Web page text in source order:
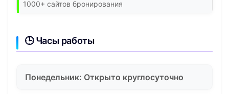
1000+ сайтов бронирования
🕒 Часы работы
Понедельник: Открыто круглосуточно